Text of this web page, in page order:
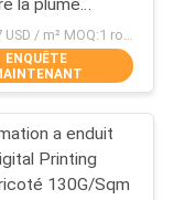
la plume
directement
ENQUÊTE
a enduit
Printing
130G/Sqm